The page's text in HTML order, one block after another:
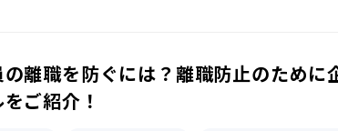
離職を防ぐには？離職防止のために
ご紹介！